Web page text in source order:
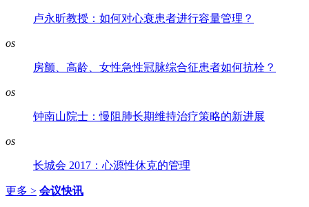
卢永昕教授：如何对心衰患者进行容量管理？
os
房颤、高龄、女性急性冠脉综合征患者如何抗栓？
os
钟南山院士：慢阻肺长期维持治疗策略的新进展
os
长城会 2017：心源性休克的管理
更多 > 会议快讯